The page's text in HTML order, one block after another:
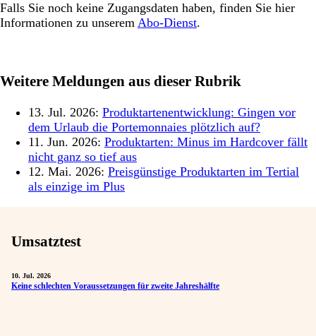
Falls Sie noch keine Zugangsdaten haben, finden Sie hier
Informationen zu unserem Abo-Dienst.
Weitere Meldungen aus dieser Rubrik
13. Jul. 2026: Produktartenentwicklung: Gingen vor
dem Urlaub die Portemonnaies plötzlich auf?
11. Jun. 2026: Produktarten: Minus im Hardcover fällt
nicht ganz so tief aus
12. Mai. 2026: Preisgünstige Produktarten im Tertial
als einzige im Plus
Umsatztest
10. Jul. 2026
Keine schlechten Voraussetzungen für zweite Jahreshälfte